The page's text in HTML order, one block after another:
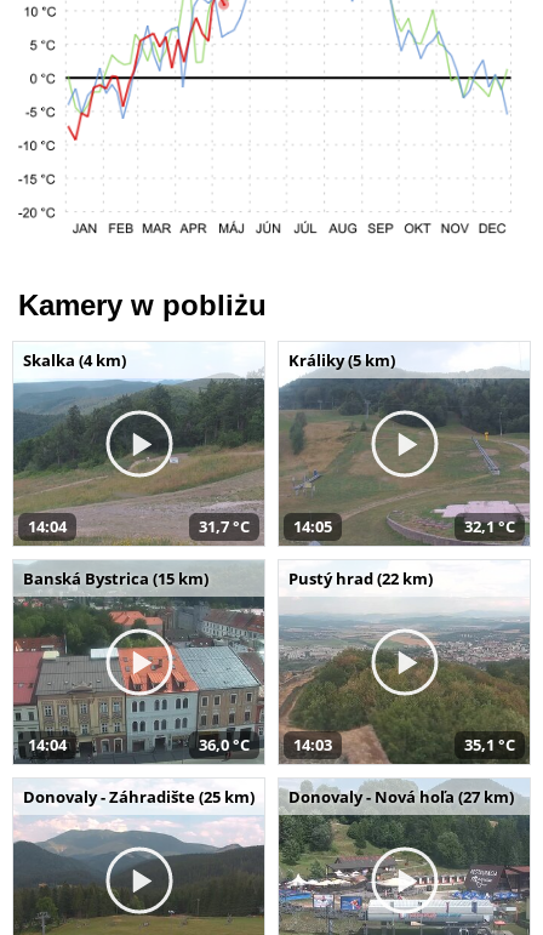
Kamery w pobliżu
Skalka (4 km)
14:04 31,7 °C
Králiky (5 km)
14:05 32,1 °C
Banská Bystrica (15 km)
14:04 36,0 °C
Pustý hrad (22 km)
14:03 35,1 °C
Donovaly - Záhradište (25 km) Donovaly - Nová hoľa (27 km)